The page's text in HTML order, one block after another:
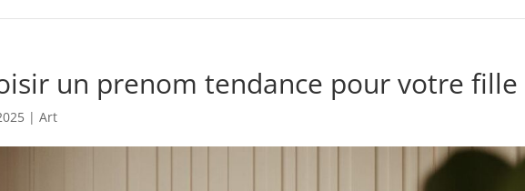
un prenom tendance pour votre fille
|Art